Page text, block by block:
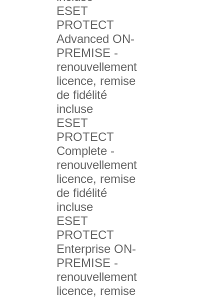
ESET
PROTECT
Advanced ON-
PREMISE -
renouvellement
licence, remise
de fidélité
incluse
ESET
PROTECT
Complete -
renouvellement
licence, remise
de fidélité
incluse
ESET
PROTECT
Enterprise ON-
PREMISE -
renouvellement
licence, remise